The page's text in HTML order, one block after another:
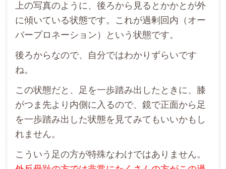
上の写真のように、後ろから見るとかかとが外
に傾いている状態です。これが過剰回内（オー
バープロネーション）という状態です。
後ろからなので、自分ではわかりずらいです
ね。
この状態だと、足を一歩踏み出したときに、膝
がつま先より内側に入るので、鏡で正面から足
を一歩踏み出した状態を見てみてもいいかもし
れません。
こういう足の方が特殊なわけではありません。